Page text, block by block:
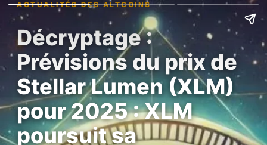
ACTUALITÉS DES ALTCOINS
Décryptage :
Prévisions du prix de
Stellar Lumen (XLM)
pour 2025 : XLM
poursuit sa